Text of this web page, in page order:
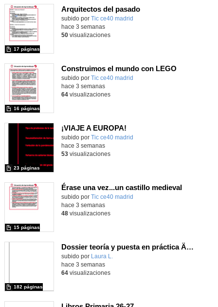
Arquitectos del pasado
subido por Tic ce40 madrid
17 páginas
hace 3 semanas
50visualizaciones
Construimos el mundo con LEGO
subido por Tic ce40 madrid
16 páginas
hace 3 semanas
64visualizaciones
¡VIAJE A EUROPA!
subido por Tic ce40 madrid
23 páginas
hace 3 semanas
53visualizaciones
Érase una vez...un castillo medieval
subido por Tic ce40 madrid
15 páginas
hace 3 semanas
48visualizaciones
Dossier teoría y puesta en práctica Äprendizaje Basado en Juegos en Educación Infantil y Primaria
Contenido educativo.
subido por Laura L.
182 páginas
hace 3 semanas
64visualizaciones